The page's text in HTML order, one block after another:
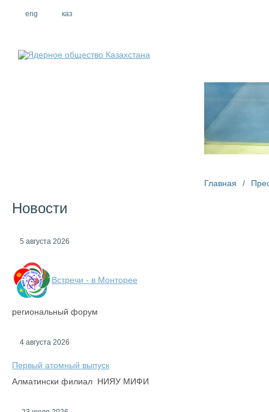
eng каз
Новости
5 августа 2026
Встречи - в Монторее
региональный форум
4 августа 2026
Первый атомный выпуск
Алматински филиал НИЯУ МИФИ
Главная /